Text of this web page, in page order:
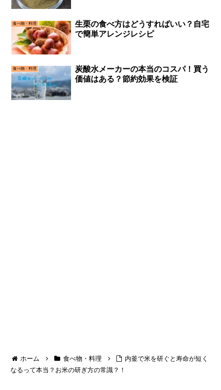
食べ物・料理
生栗の食べ方はどうすればいい？自宅
で簡単アレンジレシピ
食べ物・料理
炭酸水メーカーの本当のコスパ！買う
価値はある？節約効果を検証
ホーム 食べ物・料理
内釜で米を研ぐと寿命が短く
なるって本当？お米の研ぎ方の常識？！